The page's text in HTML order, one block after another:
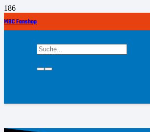
MBC Fanshop